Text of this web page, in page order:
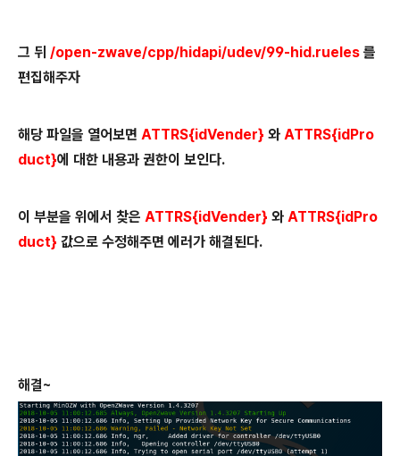
그 뒤 /open-zwave/cpp/hidapi/udev/99-hid.rueles 를
편집해주자
해당 파일을 열어보면 ATTRS{idVender} 와 ATTRS{idPro
duct}에 대한 내용과 권한이 보인다.
이 부분을 위에서 찾은 ATTRS{idVender} 와 ATTRS{idPro
duct} 값으로 수정해주면 에러가 해결된다.
해결~